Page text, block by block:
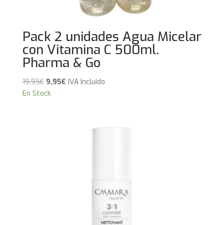
Pack 2 unidades Agua Micelar
con Vitamina C 500ml.
Pharma & Go
19,95€ El
precio
9,95€ElIVA Incluido
En Stock